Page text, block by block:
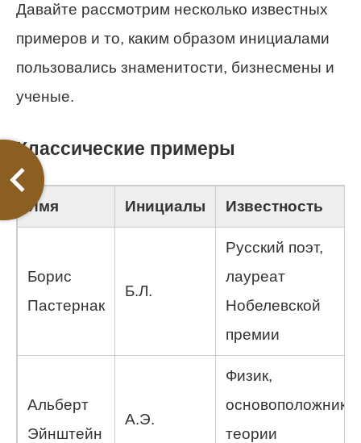
Давайте рассмотрим несколько известных
примеров и то, каким образом инициалами
пользовались знаменитости, бизнесмены и
ученые.
Классические примеры
Имя Инициалы Известность
Борис
Пастернак
Б.Л.
Русский поэт,
лауреат
Нобелевской
премии
Альберт
Эйнштейн
А.Э.
Физик,
основоположник
теории